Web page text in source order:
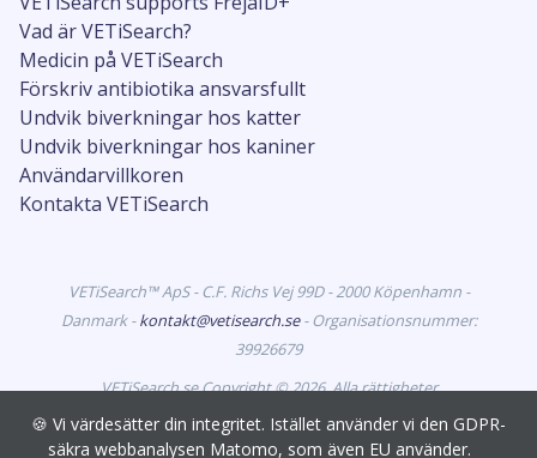
Vad är VETiSearch?
Medicin på VETiSearch
Förskriv antibiotika ansvarsfullt
Undvik biverkningar hos katter
Undvik biverkningar hos kaniner
Användarvillkoren
Kontakta VETiSearch
VETiSearch™ ApS - C.F. Richs Vej 99D - 2000 Köpenhamn -
Danmark -kontakt@vetisearch.se- Organisationsnummer:
39926679
VETiSearch.se Copyright © 2026. Alla rättigheter
förbehållna. VETiSearch innehåller information om
veterinärmedicinska läkemedel som är godkända för
🍪 Vi värdesätter din integritet. Istället använder vi den GDPR-
säkra webbanalysen Matomo, som även EU använder.